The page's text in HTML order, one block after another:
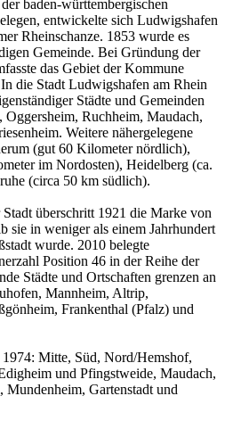
baden-württembergischen
entwickelte sich Ludwigshafen
Rheinschanze. 1853 wurde es
Gemeinde. Bei Gründung der
das Gebiet der Kommune
die Stadt Ludwigshafen am Rhein
Städte und Gemeinden
Ruchheim, Maudach,
Weitere nähergelegene
(gut 60 Kilometer nördlich),
im Nordosten), Heidelberg (ca.
(circa 50 km südlich).
überschritt 1921 die Marke von
sie in weniger als einem Jahrhundert
wurde. 2010 belegte
Position 46 in der Reihe der
Städte und Ortschaften grenzen an
Mannheim, Altrip,
Frankenthal (Pfalz) und
Mitte, Süd, Nord/Hemshof,
und Pfingstweide, Maudach,
Gartenstadt und